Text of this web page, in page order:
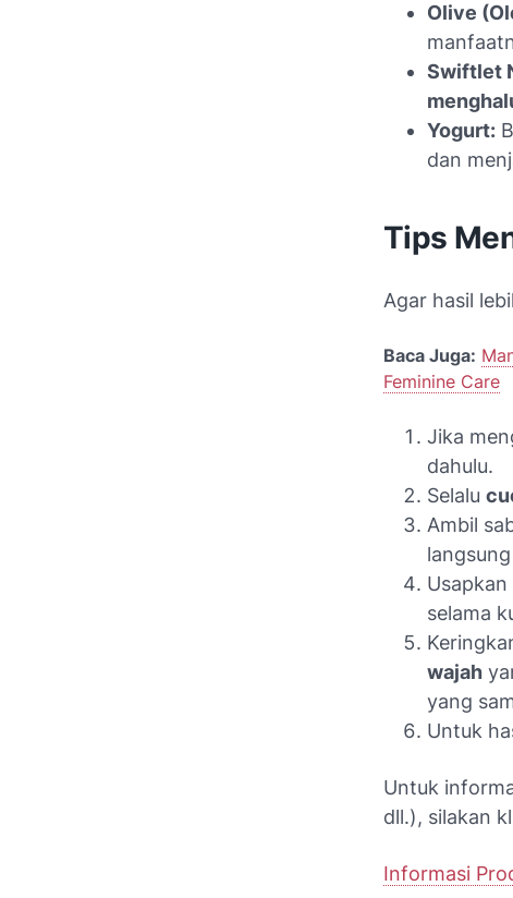
Olive
Swiftlet
Yogurt:
dan
Tips
Agar hasil
Baca Juga:
Feminine Care
Jika
dahulu.
Selalu
Ambil
selama
wajah
yang
Untuk
Untuk
dll.), silakan
Informasi